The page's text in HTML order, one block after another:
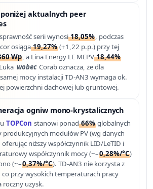
aktualnych peer
serii wynosi18,05%, podczas
osiąga19,27% (+1,22 p.p.) przy tej
Wp, a Lina Energy LE MEPV18,44%
wobec Corab oznacza, że dla
mocy instalacji TD-AN3 wymaga ok.
powierzchni dachowej lub gruntowej.
ogniw mono-krystalicznych
u TOPCon stanowi ponad66% globalnych
produkcyjnych modułów PV (wg danych
niższy współczynnik LID/LeTID i
współczynnik mocy (~–0,28%/°C)
(~–0,37%/°C). TD-AN3 nie korzysta z
co przy wysokich temperaturach pracy
roczny uzysk.